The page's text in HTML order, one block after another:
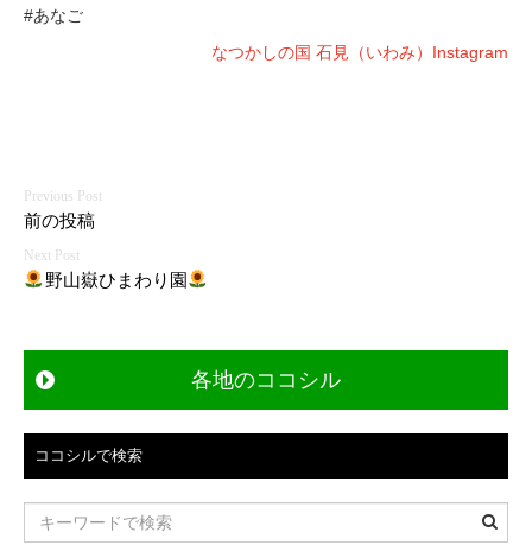
#あなご
なつかしの国 石見（いわみ）Instagram
投
稿
ナ
ビ
ゲ
ー
シ
ョ
前の投稿
野山嶽ひまわり園
各地のココシル
ココシルで検索